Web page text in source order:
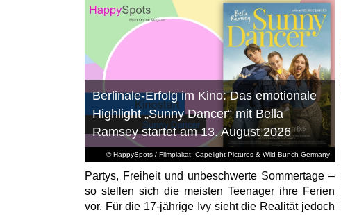
© HappySpots / Filmplakat: Capelight Pictures & Wild Bunch Germany
Berlinale-Erfolg im Kino: Das emotionale
Highlight „Sunny Dancer“ mit Bella
Ramsey startet am 13. August 2026
Partys, Freiheit und unbeschwerte Sommertage –
so stellen sich die meisten Teenager ihre Ferien
vor. Für die 17-jährige Ivy sieht die Realität jedoch